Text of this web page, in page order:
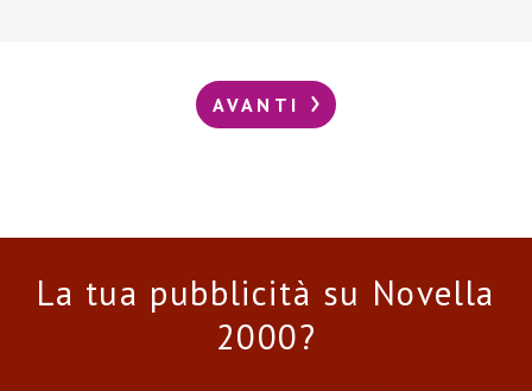
AVANTI
La tua pubblicità su Novella
2000?